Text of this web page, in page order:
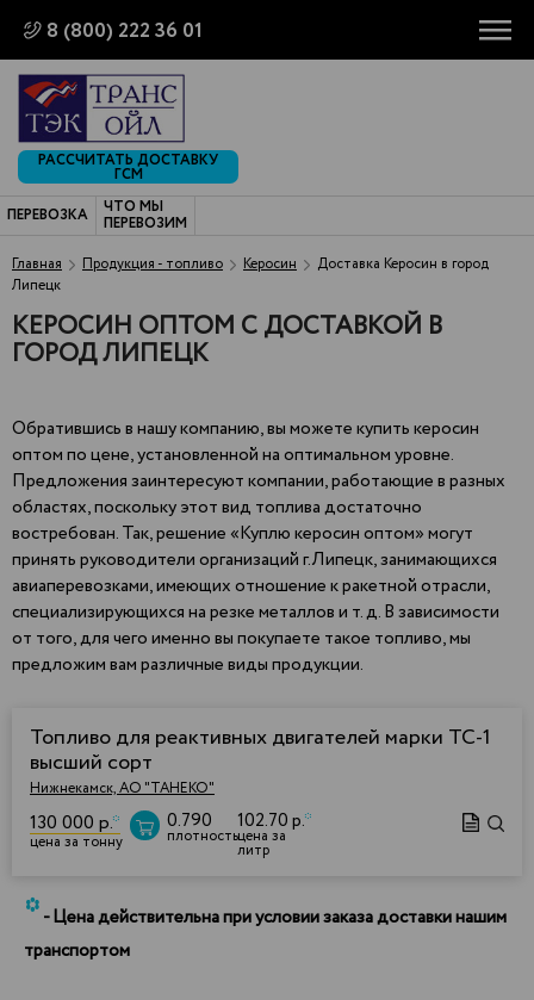
8 (800) 222 36 01
РАССЧИТАТЬ ДОСТАВКУ
ГСМ
ПЕРЕВОЗКА
ЧТО МЫ
ПЕРЕВОЗИМ
Главная
Продукция - топливо Керосин
Доставка Керосин в город
Липецк
КЕРОСИН ОПТОМ С ДОСТАВКОЙ В
ГОРОД ЛИПЕЦК
Обратившись в нашу компанию, вы можете купить керосин
оптом по цене, установленной на оптимальном уровне.
Предложения заинтересуют компании, работающие в разных
областях, поскольку этот вид топлива достаточно
востребован. Так, решение «Куплю керосин оптом» могут
принять руководители организаций г.Липецк, занимающихся
авиаперевозками, имеющих отношение к ракетной отрасли,
специализирующихся на резке металлов и т. д. В зависимости
от того, для чего именно вы покупаете такое топливо, мы
предложим вам различные виды продукции.
Топливо для реактивных двигателей марки ТС-1
высший сорт
Нижнекамск, АО "ТАНЕКО"
130 000 р.*
цена за тонну
0.790
плотность
102.70 р.*
цена за
литр
*- Цена действительна при условии заказа доставки нашим
транспортом